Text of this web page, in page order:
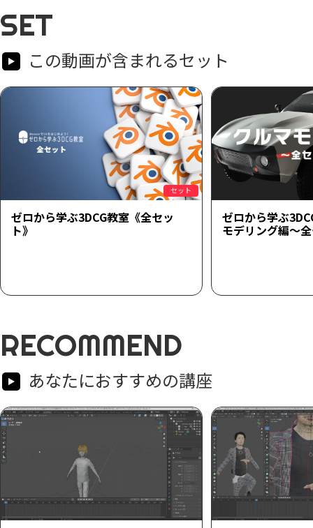
SET
この動画が含まれるセット
セット
ゼロから学ぶ3DCG教室《全セッ
ト》
ゼロから学ぶ
モデリング編～
RECOMMEND
あなたにおすすめの講座